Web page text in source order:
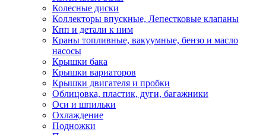
Колесные диски
Коллекторы впускные, Лепестковые клапаны
Кпп и детали к ним
Краны топливные, вакуумные, бензо и масло
насосы
Крышки бака
Крышки вариаторов
Крышки двигателя и пробки
Облицовка, пластик, дуги, багажники
Оси и шпильки
Охлаждение
Подножки